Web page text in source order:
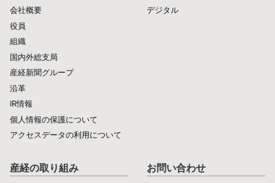
会社概要
役員
組織
国内外総支局
産経新聞グループ
沿革
IR情報
個人情報の保護について
アクセスデータの利用について
デジタル
産経の取り組み お問い合わせ